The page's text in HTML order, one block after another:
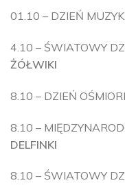
01.10 – DZIEŃ
4.10 – ŚWIATOWY
ŻÓŁWIKI
8.10 – DZIEŃ
8.10 –
DELFINKI
8.10 – ŚWIATOWY